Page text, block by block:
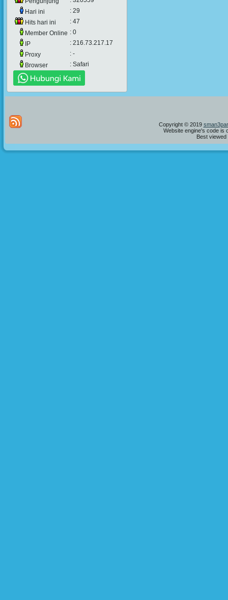
Hari ini
: 29
Hits hari ini
: 47
Member Online : 0
IP
: 216.73.217.17
Proxy
: -
Browser
: Safari
Copyright © 2019
Website engine's code is
Best